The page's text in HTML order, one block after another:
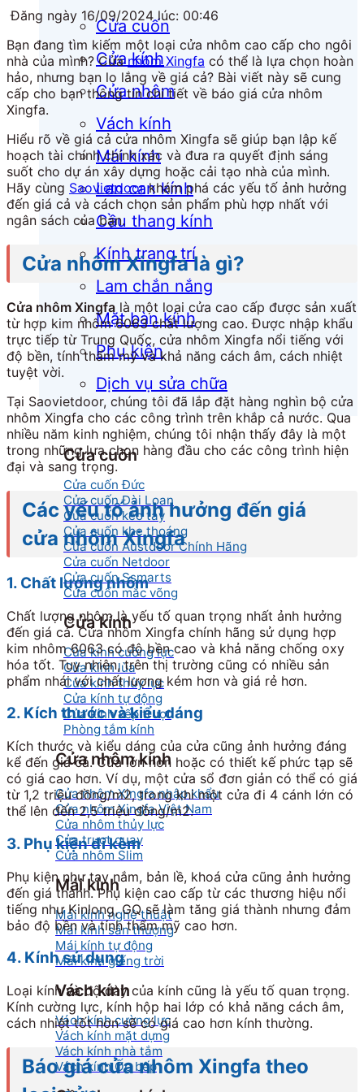
Cửa cuốn
Cửa kính
Cửa nhôm
Vách kính
Mái kính
Lan can kính
Cầu thang kính
Kính trang trí
Lam chắn nắng
Mặt bàn kính
Phụ kiện
Dịch vụ sửa chữa
Cửa cuốn
Cửa cuốn Đức
Cửa cuốn Đài Loan
Cửa cuốn kéo tay
Cửa cuốn khe thoáng
Cửa cuốn Austdoor Chính Hãng
Cửa cuốn Netdoor
Cửa cuốn Ssmarts
Cửa cuốn mắc võng
Cửa kính
Cửa kính cường lực
Cửa kính lùa
Cửa kính thủy lực
Cửa kính tự động
Cửa kính xếp trượt
Phòng tắm kính
Cửa nhôm kính
Cửa nhôm Xingfa nhập khẩu
Cửa nhôm Xingfa Việt Nam
Cửa nhôm thủy lực
Cửa trượt quay
Cửa nhôm Slim
Mái kính
Mái kính nghệ thuật
Mái kính sân thượng
Mái kính tự động
Mái kính giếng trời
Vách kính
Vách kính cường lực
Vách kính mặt dựng
Vách kính nhà tắm
Vách kính Ốp bếp
Đăng ngày 16/09/2024 lúc: 00:46
Bạn đang tìm kiếm một loại cửa nhôm cao cấp cho ngôi
nhà của mình? Cửanhôm Xingfa có thể là lựa chọn hoàn
hảo, nhưng bạn lo lắng về giá cả? Bài viết này sẽ cung
cấp cho bạn thông tin chi tiết về báo giá cửa nhôm
Xingfa.
Hiểu rõ về giá cả cửa nhôm Xingfa sẽ giúp bạn lập kế
hoạch tài chính chính xác và đưa ra quyết định sáng
suốt cho dự án xây dựng hoặc cải tạo nhà của mình.
Hãy cùng Saovietdoorkhám phá các yếu tố ảnh hưởng
đến giá cả và cách chọn sản phẩm phù hợp nhất với
ngân sách của bạn.
Cửa nhôm Xingfa là gì?
Cửa nhôm Xingfa là một loại cửa cao cấp được sản xuất
từ hợp kim nhôm 6063 chất lượng cao. Được nhập khẩu
trực tiếp từ Trung Quốc, cửa nhôm Xingfa nổi tiếng với
độ bền, tính thẩm mỹ và khả năng cách âm, cách nhiệt
tuyệt vời.
Tại Saovietdoor, chúng tôi đã lắp đặt hàng nghìn bộ cửa
nhôm Xingfa cho các công trình trên khắp cả nước. Qua
nhiều năm kinh nghiệm, chúng tôi nhận thấy đây là một
trong những lựa chọn hàng đầu cho các công trình hiện
đại và sang trọng.
Các yếu tố ảnh hưởng đến giá
cửa nhôm Xingfa
1. Chất lượng nhôm
Chất lượng nhôm là yếu tố quan trọng nhất ảnh hưởng
đến giá cả. Cửa nhôm Xingfa chính hãng sử dụng hợp
kim nhôm 6063 có độ bền cao và khả năng chống oxy
hóa tốt. Tuy nhiên, trên thị trường cũng có nhiều sản
phẩm nhái với chất lượng kém hơn và giá rẻ hơn.
2. Kích thước và kiểu dáng
Kích thước và kiểu dáng của cửa cũng ảnh hưởng đáng
kể đến giá cả. Cửa lớn hơn hoặc có thiết kế phức tạp sẽ
có giá cao hơn. Ví dụ, một cửa sổ đơn giản có thể có giá
từ 1,2 triệu đồng/m2, trong khi một cửa đi 4 cánh lớn có
thể lên đến 2,5 triệu đồng/m2.
3. Phụ kiện đi kèm
Phụ kiện như tay nắm, bản lề, khoá cửa cũng ảnh hưởng
đến giá thành. Phụ kiện cao cấp từ các thương hiệu nổi
tiếng như Kinlong, GQ sẽ làm tăng giá thành nhưng đảm
bảo độ bền và tính thẩm mỹ cao hơn.
4. Kính sử dụng
Loại kính và độ dày của kính cũng là yếu tố quan trọng.
Kính cường lực, kính hộp hai lớp có khả năng cách âm,
cách nhiệt tốt hơn sẽ có giá cao hơn kính thường.
Báo giá cửa nhôm Xingfa theo